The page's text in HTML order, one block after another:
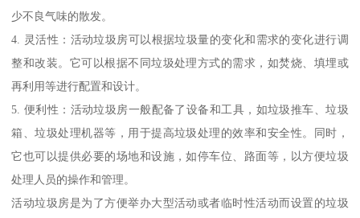
少不良气味的散发。
4. 灵活性：活动垃圾房可以根据垃圾量的变化和需求的变化进行调
整和改装。它可以根据不同垃圾处理方式的需求，如焚烧、填埋或
再利用等进行配置和设计。
5. 便利性：活动垃圾房一般配备了设备和工具，如垃圾推车、垃圾
箱、垃圾处理机器等，用于提高垃圾处理的效率和安全性。同时，
它也可以提供必要的场地和设施，如停车位、路面等，以方便垃圾
处理人员的操作和管理。
活动垃圾房是为了方便举办大型活动或者临时性活动而设置的垃圾